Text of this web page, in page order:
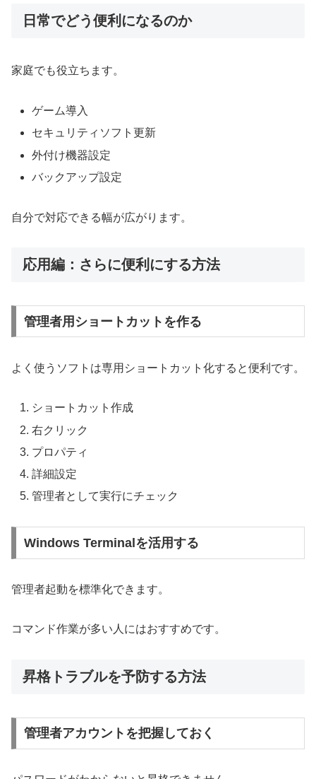
日常でどう便利になるのか
家庭でも役立ちます。
ゲーム導入
セキュリティソフト更新
外付け機器設定
バックアップ設定
自分で対応できる幅が広がります。
応用編：さらに便利にする方法
管理者用ショートカットを作る
よく使うソフトは専用ショートカット化すると便利です。
ショートカット作成
右クリック
プロパティ
詳細設定
管理者として実行にチェック
Windows Terminalを活用する
管理者起動を標準化できます。
コマンド作業が多い人にはおすすめです。
昇格トラブルを予防する方法
管理者アカウントを把握しておく